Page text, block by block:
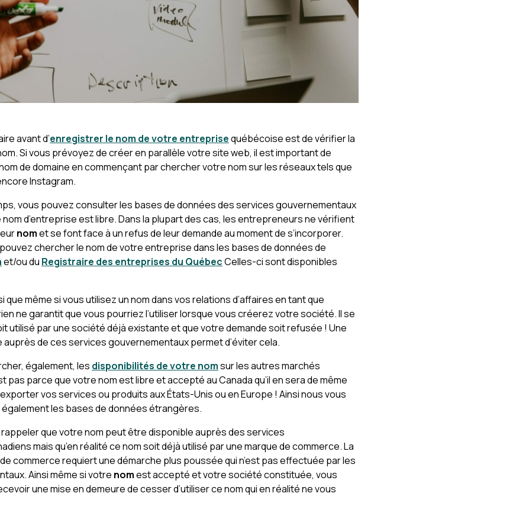
avant d’enregistrer le nom de votre entreprisequébécoise est de vérifier la
Si vous prévoyez de créer en parallèle votre site web, il est important de
de domaine en commençant par chercher votre nom sur les réseaux tels que
Instagram.
vous pouvez consulter les bases de données des services gouvernementaux
d’entreprise est libre. Dans la plupart des cas, les entrepreneurs ne vérifient
nomet se font face à un refus de leur demande au moment de s’incorporer.
chercher le nom de votre entreprise dans les bases de données de
et/ou du Registraire des entreprises du QuébecCelles-ci sont disponibles
que même si vous utilisez un nom dans vos relations d’affaires en tant que
ne garantit que vous pourriez l’utiliser lorsque vous créerez votre société. Il se
utilisé par une société déjà existante et que votre demande soit refusée ! Une
de ces services gouvernementaux permet d’éviter cela.
également, les disponibilités de votre nomsur les autres marchés
pas parce que votre nom est libre et accepté au Canada qu’il en sera de même
vos services ou produits aux États-Unis ou en Europe ! Ainsi nous vous
les bases de données étrangères.
rappeler que votre nom peut être disponible auprès des services
mais qu’en réalité ce nom soit déjà utilisé par une marque de commerce. La
commerce requiert une démarche plus poussée qui n’est pas effectuée par les
Ainsi même si votre nomest accepté et votre société constituée, vous
une mise en demeure de cesser d’utiliser ce nom qui en réalité ne vous